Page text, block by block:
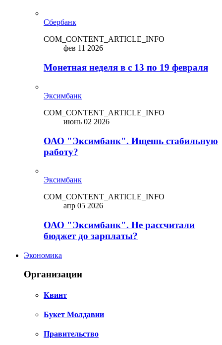
Сбербанк
COM_CONTENT_ARTICLE_INFO
фев 11 2026
Монетная неделя в с 13 по 19 февраля
Эксимбанк
COM_CONTENT_ARTICLE_INFO
июнь 02 2026
ОАО "Эксимбанк". Ищешь стабильную
работу?
Эксимбанк
COM_CONTENT_ARTICLE_INFO
апр 05 2026
ОАО "Эксимбанк". Не рассчитали
бюджет до зарплаты?
Экономика
Организации
Квинт
Букет Молдавии
Правительство